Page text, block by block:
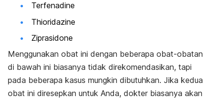
Terfenadine
Thioridazine
Ziprasidone
Menggunakan obat ini dengan beberapa obat-obatan
di bawah ini biasanya tidak direkomendasikan, tapi
pada beberapa kasus mungkin dibutuhkan. Jika kedua
obat ini diresepkan untuk Anda, dokter biasanya akan